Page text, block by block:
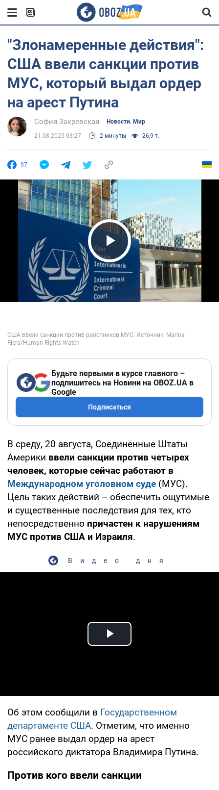
"Злонамеренные действия":
США ввели санкции против
МУС, который выдал ордер
на арест Путина
София Закревская Новости. Мир
21.08.2025 03:27 2 минуты 26,9 т.
97
Play Video
Будьте первыми в курсе главного –
подпишитесь на Новини на OBOZ.UA в
Google
Подписаться
В среду, 20 августа, Соединенные Штаты
Америки ввели санкции против четырех
человек, которые сейчас работают в
Международном уголовном суде (МУС).
Цель таких действий – обеспечить ощутимые
и существенные последствия для тех, кто
непосредственно причастен к нарушениям
МУС против США и Израиля.
Видео дня
Play Video
Об этом сообщили в Государственном
департаменте США. Отметим, что именно
МУС ранее выдал ордер на арест
российского диктатора Владимира Путина.
Против кого ввели санкции